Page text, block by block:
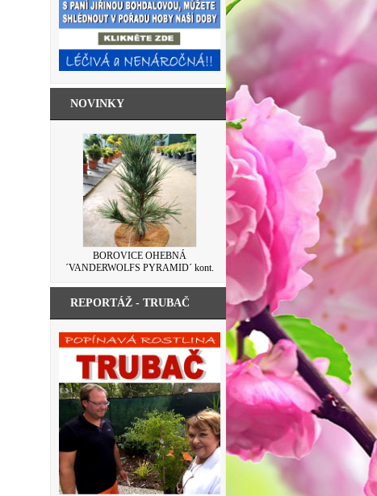
NOVINKY
BOROVICE OHEBNÁ
´VANDERWOLFS PYRAMID´ kont.
SKLENICE ZAVAŘOVACÍ S VÍČKEM
LEVANDULE 500ML
REPORTÁŽ - TRUBAČ